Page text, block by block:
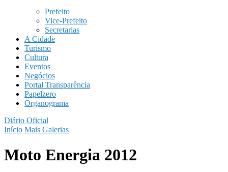
Prefeito
Vice-Prefeito
Secretarias
A Cidade
Turismo
Cultura
Eventos
Negócios
Portal Transparência
Papelzero
Organograma
Diário Oficial
Início Mais Galerias
Moto Energia 2012